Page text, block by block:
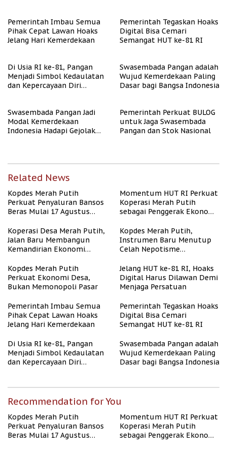
Pemerintah Imbau Semua
Pihak Cepat Lawan Hoaks
Jelang Hari Kemerdekaan
Pemerintah Tegaskan Hoaks
Digital Bisa Cemari
Semangat HUT ke-81 RI
Di Usia RI ke-81, Pangan
Menjadi Simbol Kedaulatan
dan Kepercayaan Diri
Swasembada Pangan adalah
Wujud Kemerdekaan Paling
Dasar bagi Bangsa Indonesia
Swasembada Pangan Jadi
Modal Kemerdekaan
Indonesia Hadapi Gejolak
Pemerintah Perkuat BULOG
untuk Jaga Swasembada
Pangan dan Stok Nasional
Related News
Kopdes Merah Putih
Perkuat Penyaluran Bansos
Beras Mulai 17 Agustus
Momentum HUT RI Perkuat
Koperasi Merah Putih
sebagai Penggerak Ekonomi
Koperasi Desa Merah Putih,
Jalan Baru Membangun
Kemandirian Ekonomi
Kopdes Merah Putih,
Instrumen Baru Menutup
Celah Nepotisme
Kopdes Merah Putih
Perkuat Ekonomi Desa,
Bukan Memonopoli Pasar
Jelang HUT ke-81 RI, Hoaks
Digital Harus Dilawan Demi
Menjaga Persatuan
Pemerintah Imbau Semua
Pihak Cepat Lawan Hoaks
Jelang Hari Kemerdekaan
Pemerintah Tegaskan Hoaks
Digital Bisa Cemari
Semangat HUT ke-81 RI
Di Usia RI ke-81, Pangan
Menjadi Simbol Kedaulatan
dan Kepercayaan Diri
Swasembada Pangan adalah
Wujud Kemerdekaan Paling
Dasar bagi Bangsa Indonesia
Recommendation for You
Kopdes Merah Putih
Perkuat Penyaluran Bansos
Beras Mulai 17 Agustus
Momentum HUT RI Perkuat
Koperasi Merah Putih
sebagai Penggerak Ekonomi